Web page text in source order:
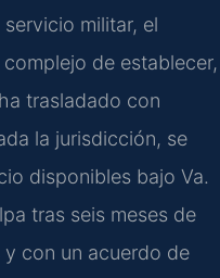
militar, el
de establecer,
trasladado con
la jurisdicción, se
disponibles bajo Va.
tras seis meses de
con un acuerdo de